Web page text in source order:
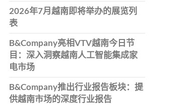
2026年7月越南即将举办的展览列
表
B&Company亮相VTV越南今日节
目：深入洞察越南人工智能集成家
电市场
B&Company推出行业报告板块：提
供越南市场的深度行业报告